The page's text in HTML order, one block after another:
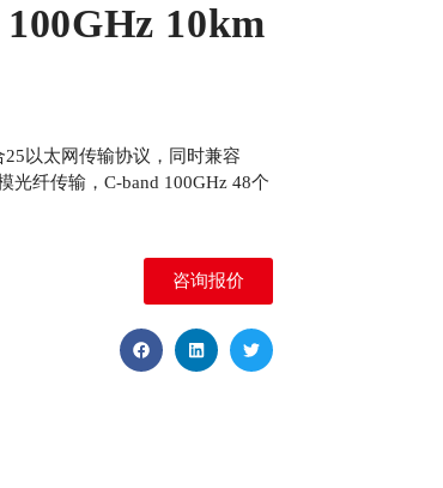
10km
25以太网传输协议，同时兼容
光纤传输，C-band 100GHz 48个
咨询报价